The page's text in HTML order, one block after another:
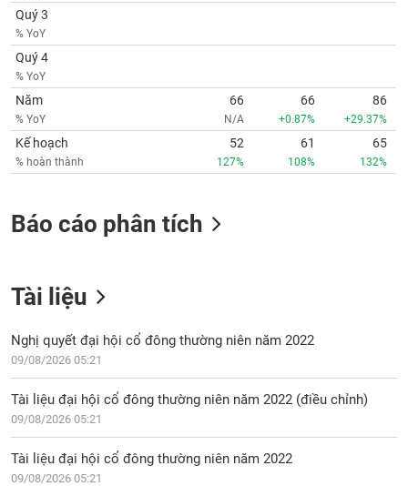
Quý 3
% YoY
Quý 4
% YoY
Năm
% YoY
66
N/A
66
+0.87%
86
+29.37%
Kế hoạch
% hoàn thành
52
127%
61
108%
65
132%
Báo cáo phân tích
Tài liệu
Nghị quyết đại hội cổ đông thường niên năm 2022
09/08/2026 05:21
Tài liệu đại hội cổ đông thường niên năm 2022 (điều chỉnh)
09/08/2026 05:21
Tài liệu đại hội cổ đông thường niên năm 2022
09/08/2026 05:21
Tất cả
Lãnh
đạo
(-)
Tất cả Người liên quan Cổ đông lớn
(-)
viết
của
giả
(-)
Báo
cáo
phân
tích
(-)